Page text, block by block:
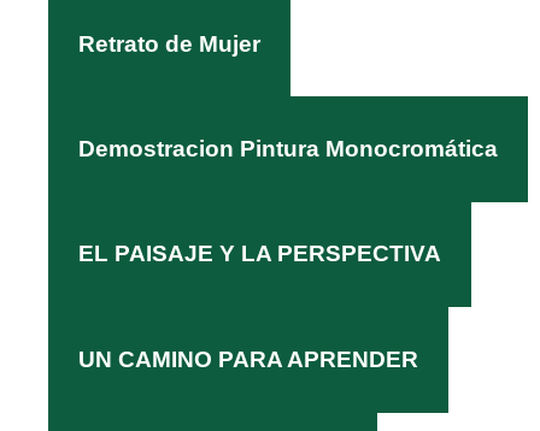
Retrato de Mujer
Demostracion Pintura Monocromática
EL PAISAJE Y LA PERSPECTIVA
UN CAMINO PARA APRENDER